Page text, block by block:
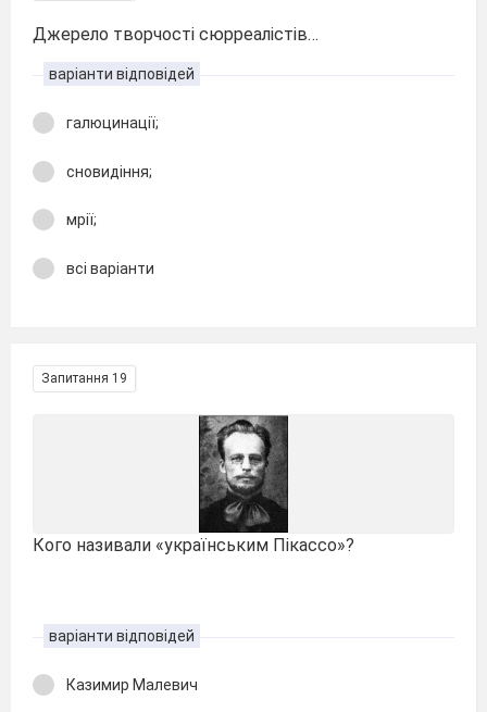
Джерело творчості сюрреалістів…
варіанти відповідей
галюцинації;
сновидіння;
мрії;
всі варіанти
Запитання 19
Кого називали «українським Пікассо»?
варіанти відповідей
Казимир Малевич